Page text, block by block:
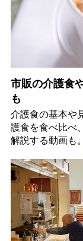
市販の介護食
も
介護食の基本や
護食を食べ比べ
解説する動画も。